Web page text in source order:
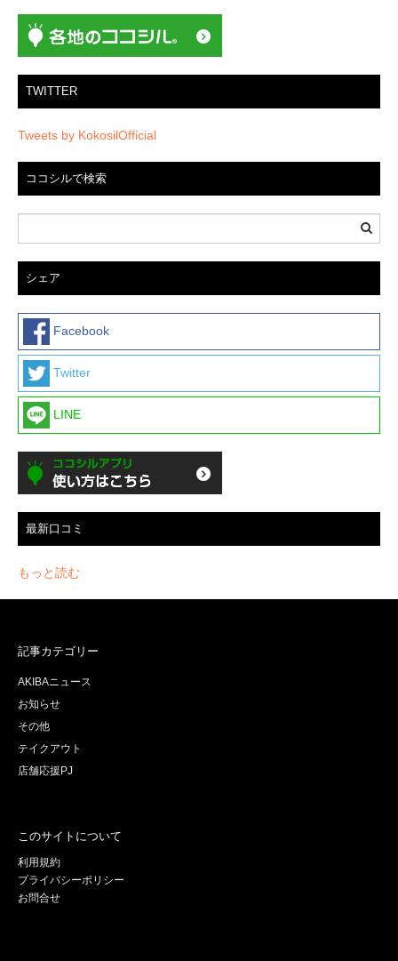
ン
TWITTER
Tweets by KokosilOfficial
ココシルで検索
シェア
Facebook
Twitter
LINE
最新口コミ
もっと読む
記事カテゴリー
AKIBAニュース
お知らせ
その他
テイクアウト
店舗応援PJ
このサイトについて
利用規約
プライバシーポリシー
お問合せ